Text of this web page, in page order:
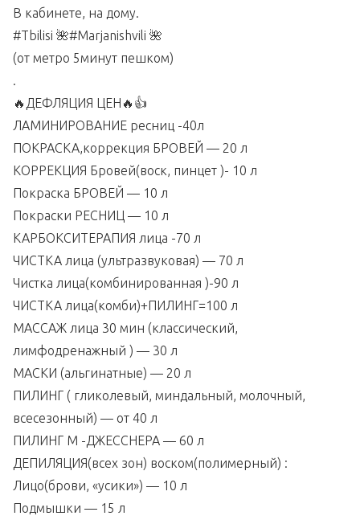
В кабинете, на дому.
#Tbilisi 🌺#Marjanishvili 🌺
(от метро 5минут пешком)
.
🔥ДЕФЛЯЦИЯ ЦЕН🔥👍
ЛАМИНИРОВАНИЕ ресниц -40л
ПОКРАСКА,коррекция БРОВЕЙ — 20 л
КОРРЕКЦИЯ Бровей(воск, пинцет )- 10 л
Покраска БРОВЕЙ — 10 л
Покраски РЕСНИЦ — 10 л
КАРБОКСИТЕРАПИЯ лица -70 л
ЧИСТКА лица (ультразвуковая) — 70 л
Чистка лица(комбинированная )-90 л
ЧИСТКА лица(комби)+ПИЛИНГ=100 л
МАССАЖ лица 30 мин (классический,
лимфодренажный ) — 30 л
МАСКИ (альгинатные) — 20 л
ПИЛИНГ ( гликолевый, миндальный, молочный,
всесезонный) — от 40 л
ПИЛИНГ М -ДЖЕССНЕРА — 60 л
ДЕПИЛЯЦИЯ(всех зон) воском(полимерный) :
Лицо(брови, «усики») — 10 л
Подмышки — 15 л